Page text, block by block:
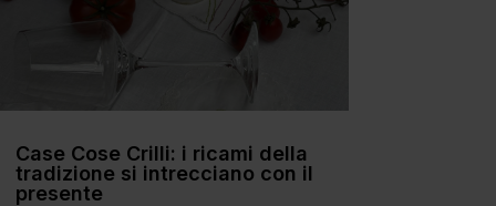
Case Cose Crilli: i ricami della
tradizione si intrecciano con il
presente